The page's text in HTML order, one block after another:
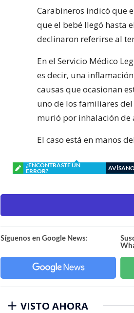
Carabineros indicó que
que el bebé llegó hasta
declinaron referirse al
En el Servicio Médico
es decir, una
causas que ocasionan
uno de los familiares
murió por inhalación de
El caso está en manos
¿ENCONTRASTE UN
ERROR?
Síguenos en Google News:
VISTO AHORA